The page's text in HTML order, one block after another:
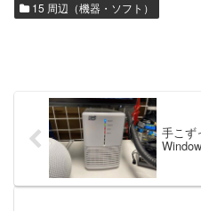
15 周辺（機器・ソフト）
手こ